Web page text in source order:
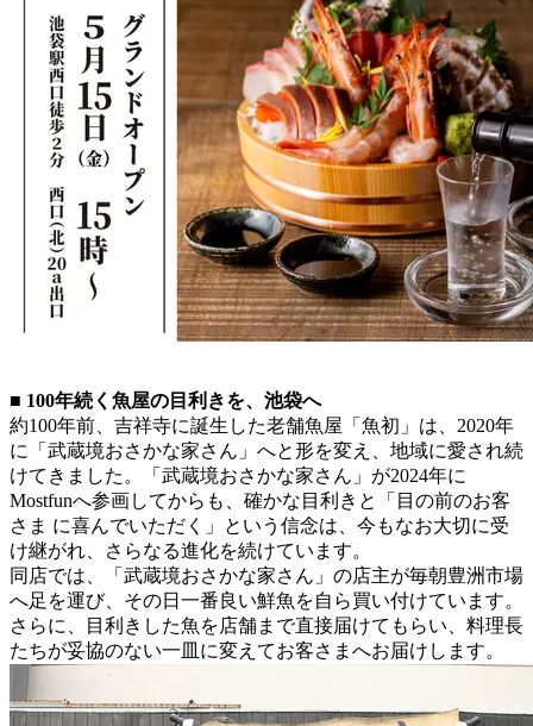
■ 100年続く魚屋の目利きを、池袋へ
約100年前、吉祥寺に誕生した老舗魚屋「魚初」は、2020年
に「武蔵境おさかな家さん」へと形を変え、地域に愛され続
けてきました。「武蔵境おさかな家さん」が2024年に
Mostfunへ参画してからも、確かな目利きと「目の前のお客
さま に喜んでいただく」という信念は、今もなお大切に受
け継がれ、さらなる進化を続けています。
同店では、「武蔵境おさかな家さん」の店主が毎朝豊洲市場
へ足を運び、その日一番良い鮮魚を自ら買い付けています。
さらに、目利きした魚を店舗まで直接届けてもらい、料理長
たちが妥協のない一皿に変えてお客さまへお届けします。